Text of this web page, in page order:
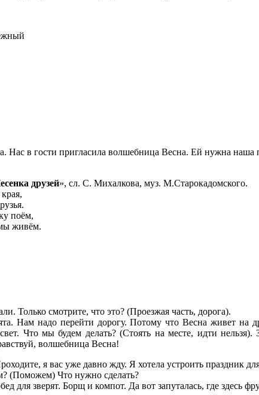
Нас в гости пригласила волшебница Весна. Ей нужна наша
друзей», сл. С. Михалкова, муз. М.Старокадомского.
поём,
живём.
Только смотрите, что это? (Проезжая часть, дорога).
Нам надо перейти дорогу. Потому что Весна живет
Что мы будем делать? (Стоять на месте, идти
волшебница Весна!
я вас уже давно жду. Я хотела устроить
(Поможем) Что нужно сделать?
для зверят. Борщ и компот. Да вот запуталась, где здесь